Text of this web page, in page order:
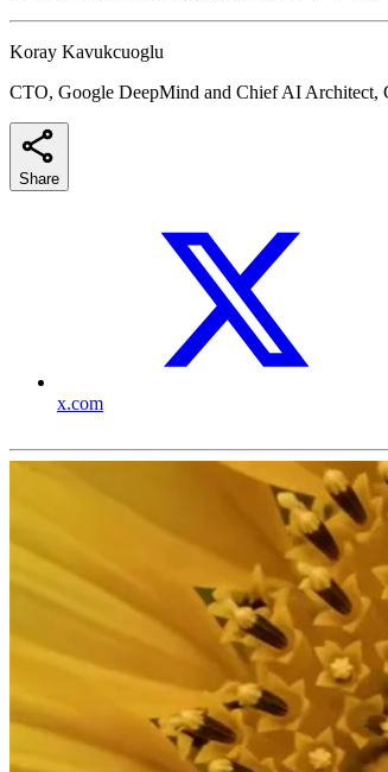
Koray Kavukcuoglu
CTO, Google DeepMind and Chief AI Architect,
Share
x.com